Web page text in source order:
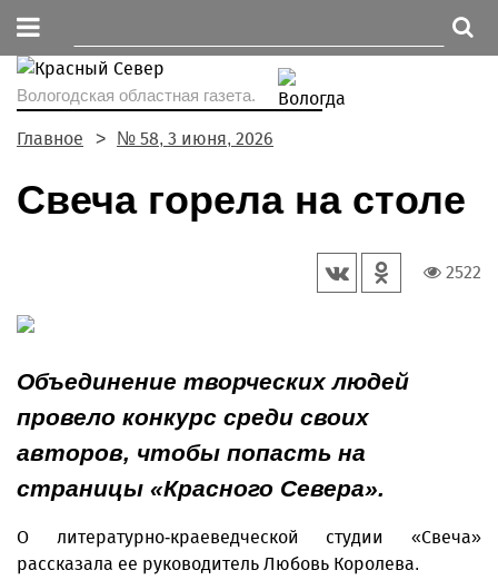
Вологодская областная газета.
Главное № 58, 3 июня, 2026
Свеча горела на столе
2522
Объединение творческих людей
провело конкурс среди своих
авторов, чтобы попасть на
страницы «Красного Севера».
О литературно-краеведческой студии «Свеча»
рассказала ее руководитель Любовь Королева.